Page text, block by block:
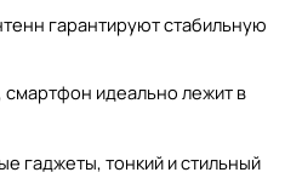
гарантируют стабильную
идеально лежит в
гаджеты, тонкий и стильный